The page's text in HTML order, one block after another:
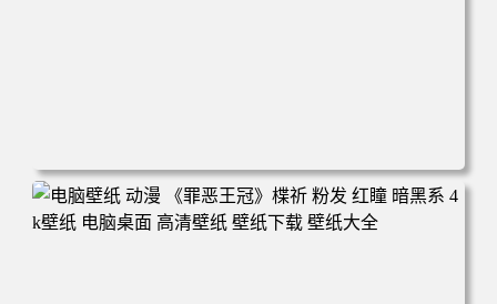
电脑壁纸 动漫 小白 日落 木栈道 田野 蜡笔小新 遛小白 麦田
电脑桌面 高清壁纸 壁纸下载 壁纸大全